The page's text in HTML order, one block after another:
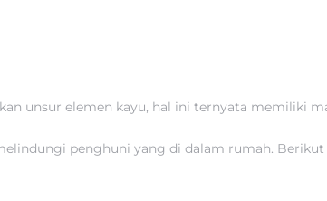
unsur elemen kayu, hal ini ternyata memiliki
penghuni yang di dalam rumah.